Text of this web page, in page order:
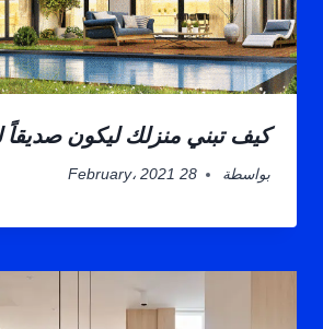
كيف تبني منزلك ليكون صديقاً
بواسطة 28 February، 2021